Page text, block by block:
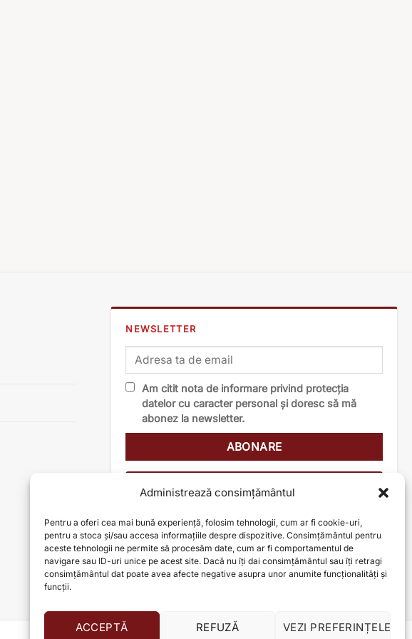
Administrează consimțământul
Pentru a oferi cea mai bună experiență, folosim tehnologii, cum ar fi cookie-uri,
pentru a stoca și/sau accesa informațiile despre dispozitive. Consimțământul pentru
aceste tehnologii ne permite să procesăm date, cum ar fi comportamentul de
navigare sau ID-uri unice pe acest site. Dacă nu îți dai consimțământul sau îți retragi
consimțământul dat poate avea afecte negative asupra unor anumite funcționalități și
funcții.
ACCEPTĂ REFUZĂ VEZI PREFERINȚELE
NEWSLETTER
Am citit nota de informare privind protecția
datelor cu caracter personal și doresc să mă
abonez la newsletter.
Nota de informare